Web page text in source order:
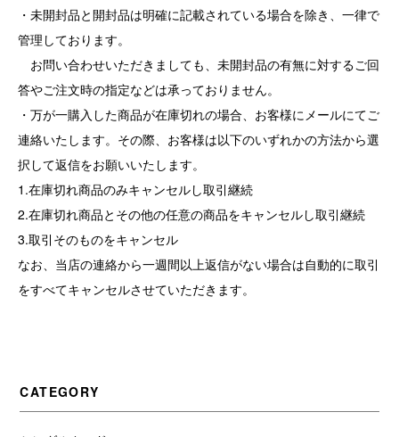
・未開封品と開封品は明確に記載されている場合を除き、一律で
管理しております。
お問い合わせいただきましても、未開封品の有無に対するご回
答やご注文時の指定などは承っておりません。
・万が一購入した商品が在庫切れの場合、お客様にメールにてご
連絡いたします。その際、お客様は以下のいずれかの方法から選
択して返信をお願いいたします。
1.在庫切れ商品のみキャンセルし取引継続
2.在庫切れ商品とその他の任意の商品をキャンセルし取引継続
3.取引そのものをキャンセル
なお、当店の連絡から一週間以上返信がない場合は自動的に取引
をすべてキャンセルさせていただきます。
CATEGORY